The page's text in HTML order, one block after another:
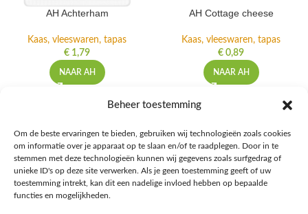
Beheer toestemming
Om de beste ervaringen te bieden, gebruiken wij technologieën zoals cookies
om informatie over je apparaat op te slaan en/of te raadplegen. Door in te
stemmen met deze technologieën kunnen wij gegevens zoals surfgedrag of
unieke ID's op deze site verwerken. Als je geen toestemming geeft of uw
toestemming intrekt, kan dit een nadelige invloed hebben op bepaalde
functies en mogelijkheden.
AH Achterham
Kaas, vleeswaren, tapas
€ 1,79
NAAR AH
AH Cottage cheese
Kaas, vleeswaren, tapas
€ 0,89
NAAR AH
Ontdek de beste keto-vriendelijke keuzes van Albert Heijn, verrijk je
kennis met onze diepgaande blogs over het keto-dieet, en deel jouw
favoriete keto recepten in onze bruisende online gemeenschap!